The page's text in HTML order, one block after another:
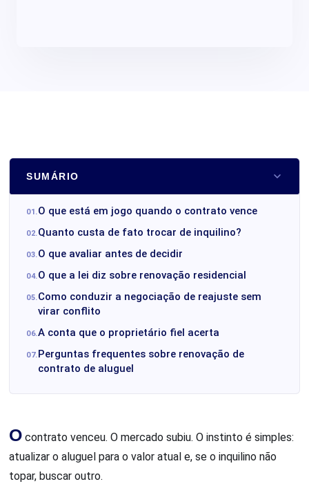
SUMÁRIO
O que está em jogo quando o contrato vence
Quanto custa de fato trocar de inquilino?
O que avaliar antes de decidir
O que a lei diz sobre renovação residencial
Como conduzir a negociação de reajuste sem
virar conflito
A conta que o proprietário fiel acerta
Perguntas frequentes sobre renovação de
contrato de aluguel
Ocontrato venceu. O mercado subiu. O instinto é simples:
atualizar o aluguel para o valor atual e, se o inquilino não
topar, buscar outro.